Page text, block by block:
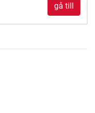
gå till